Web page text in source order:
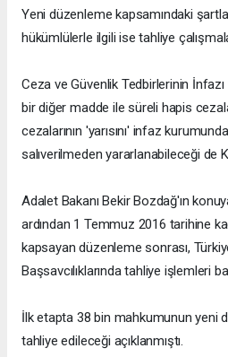
Yeni düzenleme kapsamındaki
hükümlülerle ilgili ise tahliye
Ceza ve Güvenlik Tedbirlerinin
bir diğer madde ile süreli hapis
cezalarının 'yarısını' infaz
salıverilmeden yararlanabileceği de
Adalet Bakanı Bekir Bozdağ'ın
ardından 1 Temmuz 2016 tarihine
kapsayan düzenleme sonrası,
Başsavcılıklarında tahliye işlemleri
İlk etapta 38 bin mahkumunun yeni
tahliye edileceği açıklanmıştı.